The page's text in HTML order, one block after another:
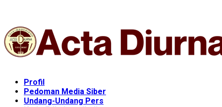
Profil
Pedoman Media Siber
Undang-Undang Pers